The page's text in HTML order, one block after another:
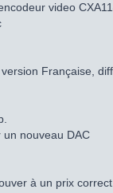
video
Française,
nouveau DAC
à un prix correct.